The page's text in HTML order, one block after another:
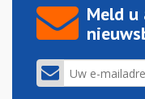
Meld u